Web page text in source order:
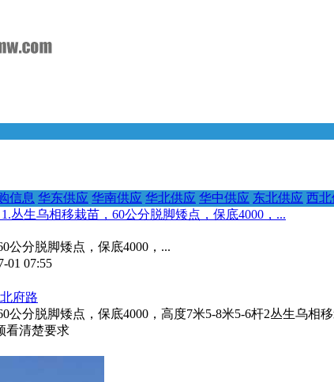
信息 华东供应 华南供应 华北供应 华中供应 东北供应 西北
丛生乌相移栽苗，60公分脱脚矮点，保底4000，...
公分脱脚矮点，保底4000，...
01 07:55
府路
公分脱脚矮点，保底4000，高度7米5-8米5-6杆2丛生乌
看清楚要求